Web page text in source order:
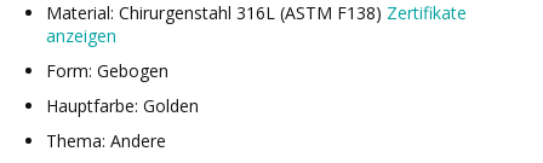
Material: Chirurgenstahl 316L (ASTM F138) Zertifikate
anzeigen
Form: Gebogen
Hauptfarbe: Golden
Thema: Andere